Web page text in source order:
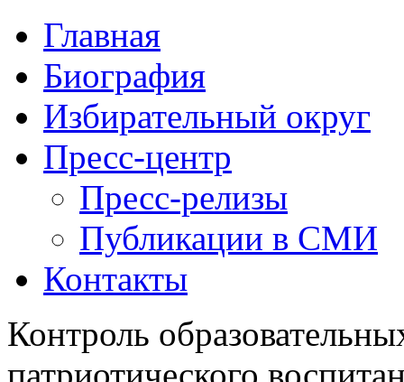
Главная
Биография
Избирательный округ
Пресс-центр
Пресс-релизы
Публикации в СМИ
Контакты
Контроль